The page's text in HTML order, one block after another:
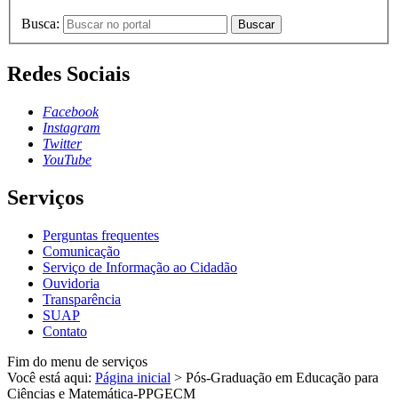
Busca: Buscar
Redes Sociais
Facebook
Instagram
Twitter
YouTube
Serviços
Perguntas frequentes
Comunicação
Serviço de Informação ao Cidadão
Ouvidoria
Transparência
SUAP
Contato
Fim do menu de serviços
Você está aqui: Página inicial > Pós-Graduação em Educação para
Ciências e Matemática-PPGECM